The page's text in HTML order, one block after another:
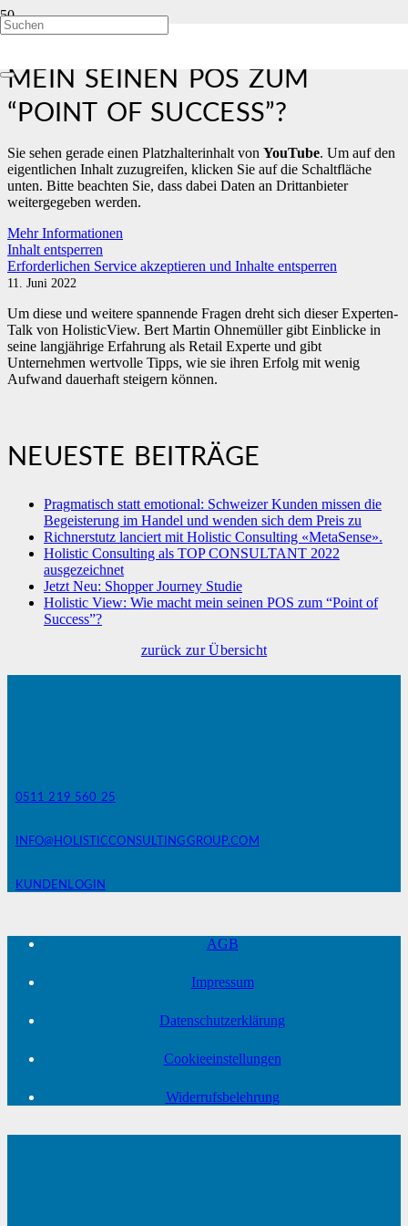
MEIN SEINEN POS ZUM
“POINT OF SUCCESS”?
Sie sehen gerade einen Platzhalterinhalt von YouTube. Um auf den
eigentlichen Inhalt zuzugreifen, klicken Sie auf die Schaltfläche
unten. Bitte beachten Sie, dass dabei Daten an Drittanbieter
weitergegeben werden.
Mehr Informationen
Inhalt entsperren
Erforderlichen Service akzeptieren und Inhalte entsperren
11. Juni 2022
Um diese und weitere spannende Fragen dreht sich dieser Experten-
Talk von HolisticView. Bert Martin Ohnemüller gibt Einblicke in
seine langjährige Erfahrung als Retail Experte und gibt
Unternehmen wertvolle Tipps, wie sie ihren Erfolg mit wenig
Aufwand dauerhaft steigern können.
NEUESTE BEITRÄGE
Pragmatisch statt emotional: Schweizer Kunden missen die
Begeisterung im Handel und wenden sich dem Preis zu
Richnerstutz lanciert mit Holistic Consulting «MetaSense».
Holistic Consulting als TOP CONSULTANT 2022
ausgezeichnet
Jetzt Neu: Shopper Journey Studie
Holistic View: Wie macht mein seinen POS zum “Point of
Success”?
zurück zur Übersicht
0511 219 560 25
INFO@HOLISTICCONSULTINGGROUP.COM
KUNDENLOGIN
AGB
Impressum
Datenschutzerklärung
Cookieeinstellungen
Widerrufsbelehrung